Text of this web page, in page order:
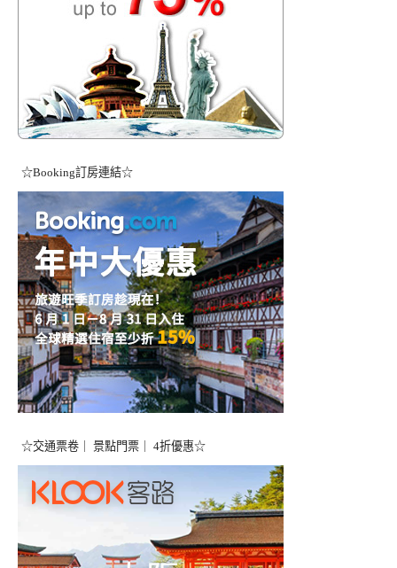
☆Booking訂房連結☆
☆交通票卷｜ 景點門票｜ 4折優惠☆